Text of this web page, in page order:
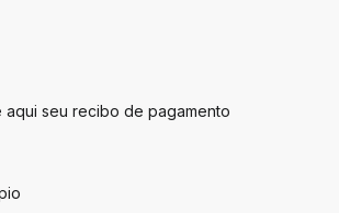
aqui seu recibo de pagamento